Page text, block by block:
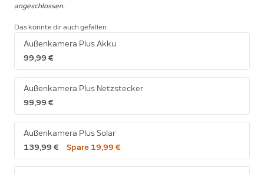
angeschlossen.
Das könnte dir auch gefallen
Außenkamera Plus Akku
99,99 €
Außenkamera Plus Netzstecker
99,99 €
Außenkamera Plus Solar
139,99 €
Spare 19,99 €